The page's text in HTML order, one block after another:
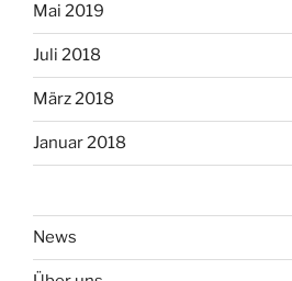
Mai 2019
Juli 2018
März 2018
Januar 2018
News